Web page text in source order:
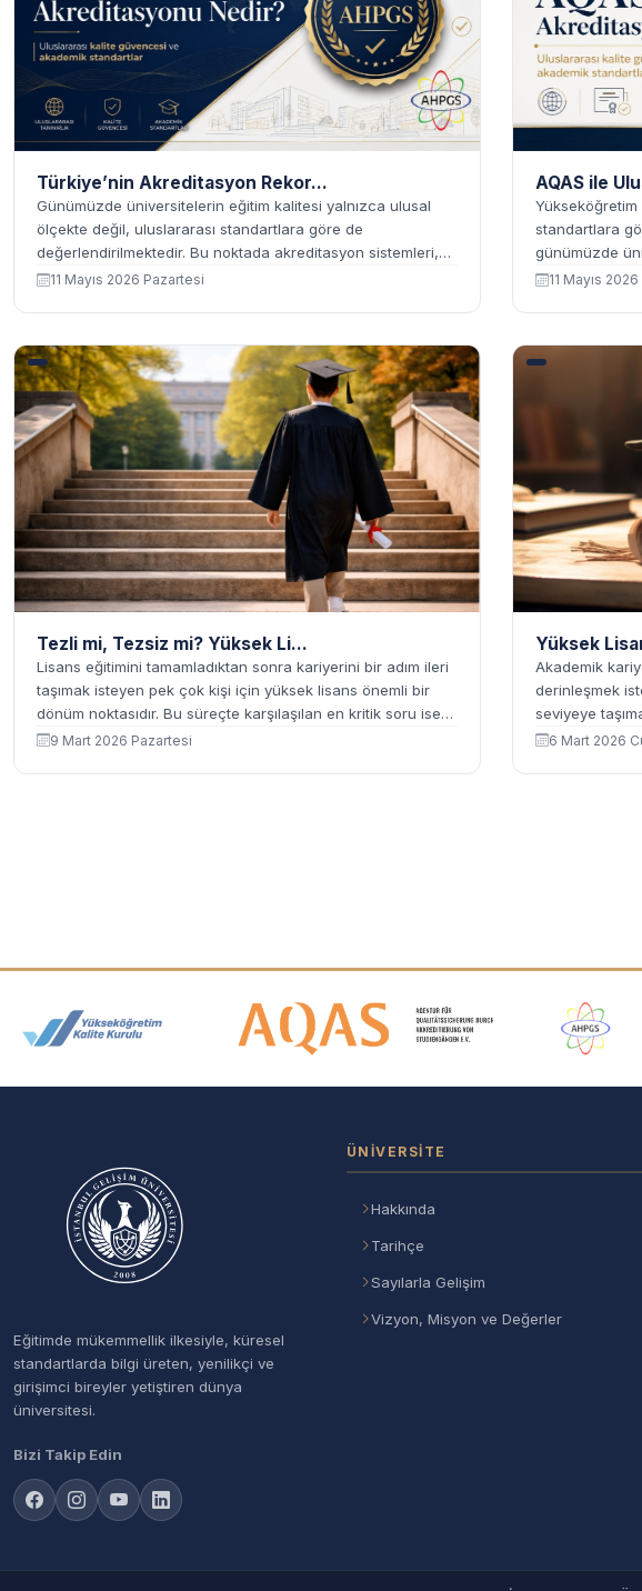
Türkiye’nin Akreditasyon Rekor...
Günümüzde üniversitelerin eğitim kalitesi yalnızca ulusal
ölçekte değil, uluslararası standartlara göre de
değerlendirilmektedir. Bu noktada akreditasyon sistemleri,
eğitim programlarının belirli kalite kriterlerini karşılayıp
11 Mayıs 2026 Pazartesi
AQAS ile
Yükseköğretim
standartlara
günümüzde
biri haline
11 Mayıs
Tezli mi, Tezsiz mi? Yüksek Li...
Lisans eğitimini tamamladıktan sonra kariyerini bir adım ileri
taşımak isteyen pek çok kişi için yüksek lisans önemli bir
dönüm noktasıdır. Bu süreçte karşılaşılan en kritik soru ise
“Tezli mi yoksa tezsiz mi yüksek lisan yapmalıyım?”
9 Mart 2026 Pazartesi
Yüksek
Akademik
derinleşmek
seviyeye
önemli bir
6 Mart 2026
Akreditasyon ve Üyelik Logoları
Eğitimde mükemmellik ilkesiyle, küresel
standartlarda bilgi üreten, yenilikçi ve
girişimci bireyler yetiştiren dünya
üniversitesi.
Bizi Takip Edin
ÜNIVERSITE
Hakkında
Tarihçe
Sayılarla Gelişim
Vizyon, Misyon ve Değerler